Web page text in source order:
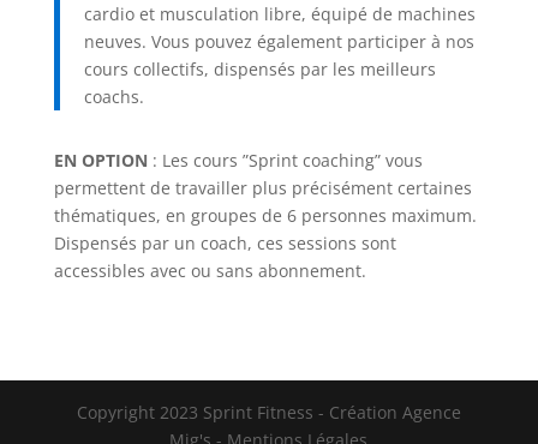
cardio et musculation libre, équipé de machines
neuves. Vous pouvez également participer à nos
cours collectifs, dispensés par les meilleurs
coachs.
EN OPTION : Les cours ”Sprint coaching” vous
permettent de travailler plus précisément certaines
thématiques, en groupes de 6 personnes maximum.
Dispensés par un coach, ces sessions sont
accessibles avec ou sans abonnement.
Copyright 2023 Sprint Fitness - Création Agence
Mig's - Mentions Légales